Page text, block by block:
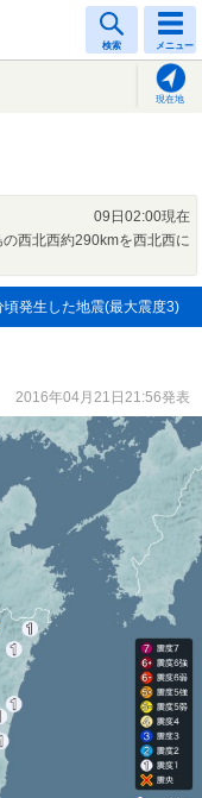
検索 メニュー
現在地
09日02:00現在
西北西約290kmを西北西に
頃発生した地震(最大震度3)
2016年04月21日21:56発表